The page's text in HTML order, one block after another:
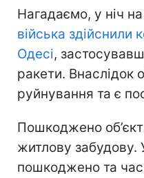
Нагадаємо, у ніч
війська здійснили
Одесі,
ракети. Внаслідок
руйнування та є
Пошкоджено
житлову забудову.
пошкоджено та